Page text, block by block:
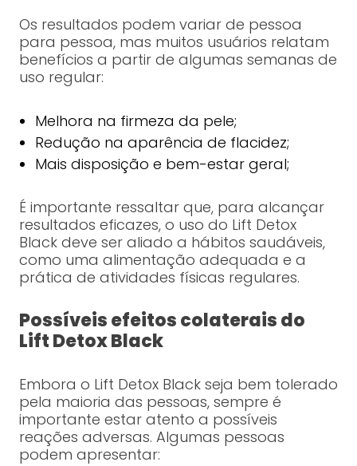
Os resultados podem variar de pessoa
para pessoa, mas muitos usuários relatam
benefícios a partir de algumas semanas de
uso regular:
Melhora na firmeza da pele;
Redução na aparência de flacidez;
Mais disposição e bem-estar geral;
É importante ressaltar que, para alcançar
resultados eficazes, o uso do Lift Detox
Black deve ser aliado a hábitos saudáveis,
como uma alimentação adequada e a
prática de atividades físicas regulares.
Possíveis efeitos colaterais do
Lift Detox Black
Embora o Lift Detox Black seja bem tolerado
pela maioria das pessoas, sempre é
importante estar atento a possíveis
reações adversas. Algumas pessoas
podem apresentar: